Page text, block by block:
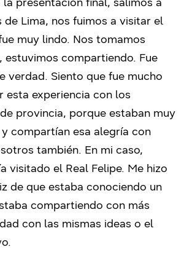
de Lima, nos fuimos a visitar el
muy lindo. Nos tomamos
estuvimos compartiendo. Fue
verdad. Siento que fue mucho
esta experiencia con los
provincia, porque estaban muy
compartían esa alegría con
también. En mi caso,
visitado el Real Felipe. Me hizo
de que estaba conociendo un
compartiendo con más
con las mismas ideas o el